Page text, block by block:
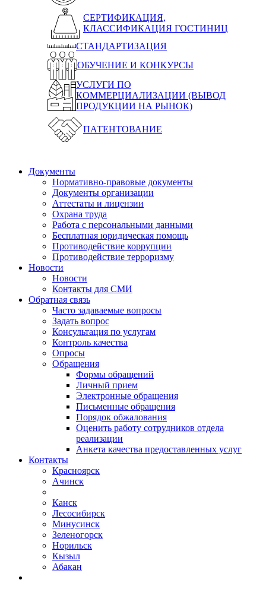
СЕРТИФИКАЦИЯ,
КЛАССИФИКАЦИЯ ГОСТИНИЦ
СТАНДАРТИЗАЦИЯ
ОБУЧЕНИЕ И КОНКУРСЫ
УСЛУГИ ПО
КОММЕРЦИАЛИЗАЦИИ (ВЫВОД
ПРОДУКЦИИ НА РЫНОК)
ПАТЕНТОВАНИЕ
Документы
Нормативно-правовые документы
Документы организации
Аттестаты и лицензии
Охрана труда
Работа с персональными данными
Бесплатная юридическая помощь
Противодействие коррупции
Противодействие терроризму
Новости
Новости
Контакты для СМИ
Обратная связь
Часто задаваемые вопросы
Задать вопрос
Консультация по услугам
Контроль качества
Опросы
Обращения
Формы обращений
Личный прием
Электронные обращения
Письменные обращения
Порядок обжалования
Оценить работу сотрудников отдела
реализации
Анкета качества предоставленных услуг
Контакты
Красноярск
Ачинск
Канск
Лесосибирск
Минусинск
Зеленогорск
Норильск
Кызыл
Абакан